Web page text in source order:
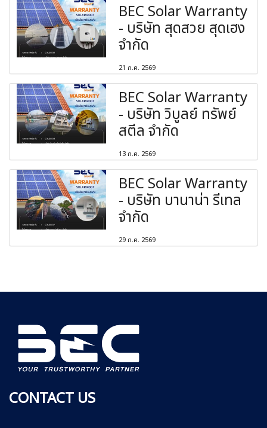
BEC Solar Warranty
- บริษัท สุดสวย สุดเฮง
จำกัด
21 ก.ค. 2569
BEC Solar Warranty
- บริษัท วิบูลย์ ทรัพย์
สตีล จำกัด
13 ก.ค. 2569
BEC Solar Warranty
- บริษัท บานาน่า รีเทล
จำกัด
29 ก.ค. 2569
CONTACT US